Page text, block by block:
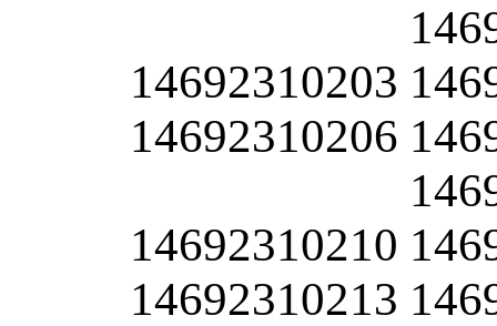
14692310203
14692310206
14692310210
14692310213